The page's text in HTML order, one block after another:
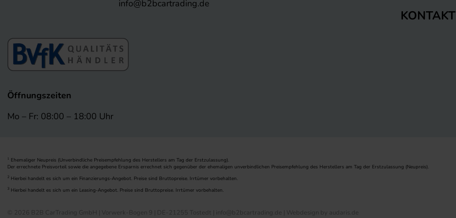
info@b2bcartrading.de
Öffnungszeiten
Mo – Fr: 08:00 – 18:00 Uhr
KONTAKT
1
Ehemaliger Neupreis (Unverbindliche Preisempfehlung des Herstellers am Tag der Erstzulassung).
Der errechnete Preisvorteil sowie die angegebene Ersparnis errechnet sich gegenüber der ehemaligen unverbindlichen Preisempfehlung des Herstellers am Tag der Erstzulassung (Neupreis).
2 Hierbei handelt es sich um ein Finanzierungs-Angebot. Preise sind Bruttopreise. Irrtümer vorbehalten.
3 Hierbei handelt es sich um ein Leasing-Angebot. Preise sind Bruttopreise. Irrtümer vorbehalten.
© 2026 B2B CarTrading GmbH | Vorwerk-Bogen 9 | DE-21255 Tostedt | info@b2bcartrading.de | Webdesign by audaris.de